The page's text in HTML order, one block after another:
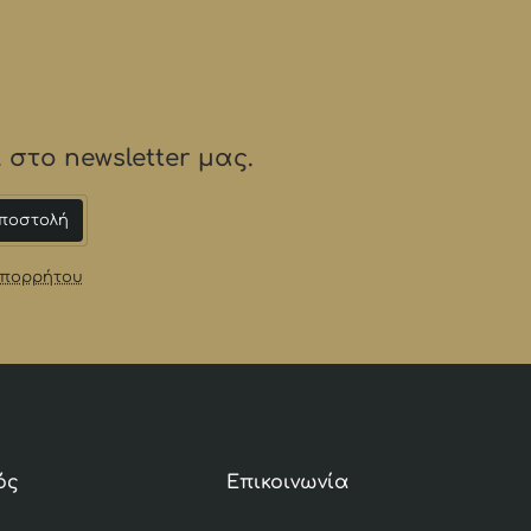
στο newsletter μας.
Επικοινωνία